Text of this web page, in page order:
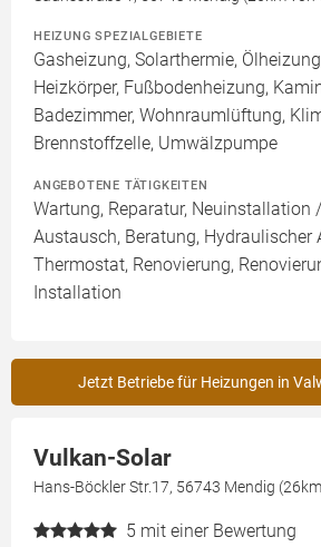
HEIZUNG SPEZIALGEBIETE
Gasheizung, Solarthermie,
Heizkörper, Fußbodenheizung,
Badezimmer, Wohnraumlüftung,
Brennstoffzelle, Umwälzpumpe
ANGEBOTENE TÄTIGKEITEN
Wartung, Reparatur, Neuinstallation
Austausch, Beratung, Hydraulischer
Thermostat, Renovierung,
Installation
Jetzt Betriebe für Heizungen in
Vulkan-Solar
Hans-Böckler Str.17, 56743 Mendig
5 mit einer Bewertung